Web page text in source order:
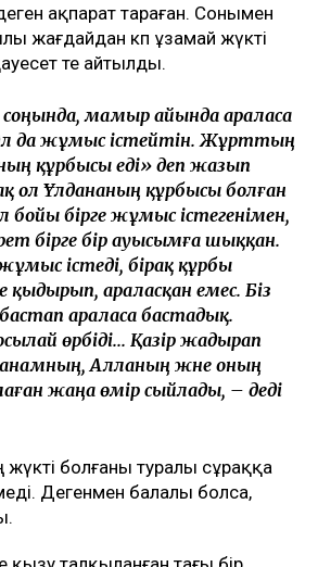
ақпарат тараған. Сонымен
жағдайдан көп ұзамай жүкті
те айтылды.
соңында, мамыр айында араласа
да жұмыс істейтін. Жұрттың
құрбысы еді» деп жазып
ол Ұлдананың құрбысы болған
бойы бірге жұмыс істегенімен,
бірге бір ауысымға шыққан.
істеді, бірақ құрбы
қыдырып, араласқан емес. Біз
бастап араласа бастадық.
өрбіді... Қазір жадырап
Алланың және оның
жаңа өмір сыйлады, – деді
жүкті болғаны туралы сұраққа
Дегенмен балалы болса,